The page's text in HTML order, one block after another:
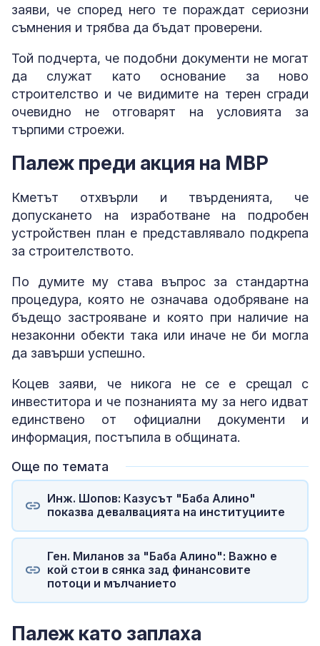
заяви, че според него те пораждат сериозни
съмнения и трябва да бъдат проверени.
Той подчерта, че подобни документи не могат
да служат като основание за ново
строителство и че видимите на терен сгради
очевидно не отговарят на условията за
търпими строежи.
Палеж преди акция на МВР
Кметът отхвърли и твърденията, че
допускането на изработване на подробен
устройствен план е представлявало подкрепа
за строителството.
По думите му става въпрос за стандартна
процедура, която не означава одобряване на
бъдещо застрояване и която при наличие на
незаконни обекти така или иначе не би могла
да завърши успешно.
Коцев заяви, че никога не се е срещал с
инвеститора и че познанията му за него идват
единствено от официални документи и
информация, постъпила в общината.
Още по темата
Инж. Шопов: Казусът "Баба Алино"
показва девалвацията на институциите
Ген. Миланов за "Баба Алино": Важно е
кой стои в сянка зад финансовите
потоци и мълчанието
Палеж като заплаха